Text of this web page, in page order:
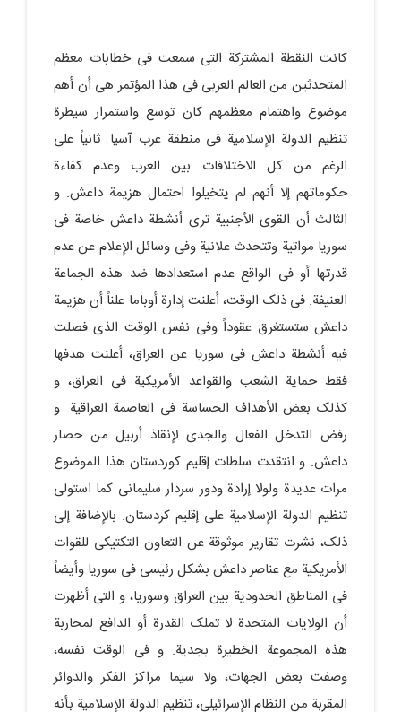
کانت النقطة المشترکة التی سمعت فی خطابات معظم
المتحدثین من العالم العربی فی هذا المؤتمر هی أن أهم
موضوع واهتمام معظمهم کان توسع واستمرار سیطرة
تنظیم الدولة الإسلامیة فی منطقة غرب آسیا. ثانیاً على
الرغم من کل الاختلافات بین العرب وعدم کفاءة
حکوماتهم إلا أنهم لم یتخیلوا احتمال هزیمة داعش. و
الثالث أن القوى الأجنبیة ترى أنشطة داعش خاصة فی
سوریا مواتیة وتتحدث علانیة وفی وسائل الإعلام عن عدم
قدرتها أو فی الواقع عدم استعدادها ضد هذه الجماعة
العنیفة. فی ذلک الوقت، أعلنت إدارة أوباما علناً أن هزیمة
داعش ستستغرق عقوداً وفی نفس الوقت الذی فصلت
فیه أنشطة داعش فی سوریا عن العراق، أعلنت هدفها
فقط حمایة الشعب والقواعد الأمریکیة فی العراق، و
کذلک بعض الأهداف الحساسة فی العاصمة العراقیة. و
رفض التدخل الفعال والجدی لإنقاذ أربیل من حصار
داعش. و انتقدت سلطات إقلیم کوردستان هذا الموضوع
مرات عدیدة ولولا إرادة ودور سردار سلیمانی کما استولى
تنظیم الدولة الإسلامیة على إقلیم کردستان. بالإضافة إلى
ذلک، نشرت تقاریر موثوقة عن التعاون التکتیکی للقوات
الأمریکیة مع عناصر داعش بشکل رئیسی فی سوریا وأیضاً
فی المناطق الحدودیة بین العراق وسوریا، و التی أظهرت
أن الولایات المتحدة لا تملک القدرة أو الدافع لمحاربة
هذه المجموعة الخطیرة بجدیة. و فی الوقت نفسه،
وصفت بعض الجهات، ولا سیما مراکز الفکر والدوائر
المقربة من النظام الإسرائیلی، تنظیم الدولة الإسلامیة بأنه